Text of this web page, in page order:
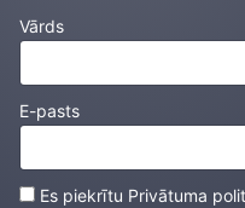
Vārds
E-pasts
Es piekrītu Privātuma